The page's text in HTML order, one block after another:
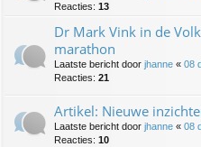
Reacties: 13
Dr Mark Vink in de
marathon
Laatste bericht door jhanne « 08
Reacties: 21
Artikel: Nieuwe
Laatste bericht door jhanne « 08
Reacties: 10